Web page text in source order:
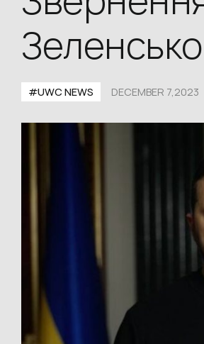
#UWС NEWS DECEMBER 7,2023